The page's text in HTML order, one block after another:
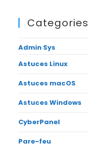
Categories
Admin Sys
Astuces Linux
Astuces macOS
Astuces Windows
CyberPanel
Pare-feu